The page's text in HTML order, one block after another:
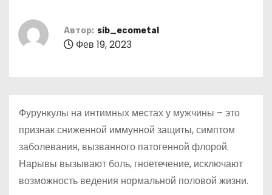
Автор: sib_ecometal
Фев 19, 2023
Фурункулы на интимных местах у мужчины – это
признак сниженной иммунной защиты, симптом
заболевания, вызванного патогенной флорой.
Нарывы вызывают боль, гноетечение, исключают
возможность ведения нормальной половой жизни.